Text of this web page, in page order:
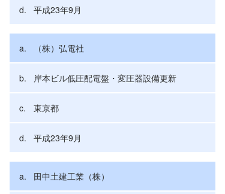
平成23年9月
（株）弘電社
岸本ビル低圧配電盤・変圧器設備更新
東京都
平成23年9月
田中土建工業（株）